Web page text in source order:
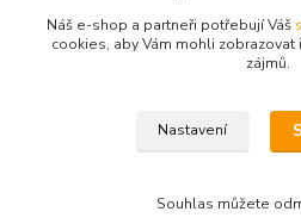
elektro@beatman.cz
Náš e-shop a partneři potřebují Váš
cookies, aby Vám mohli zobrazovat
zájmů.
Nastavení
Souhlas můžete